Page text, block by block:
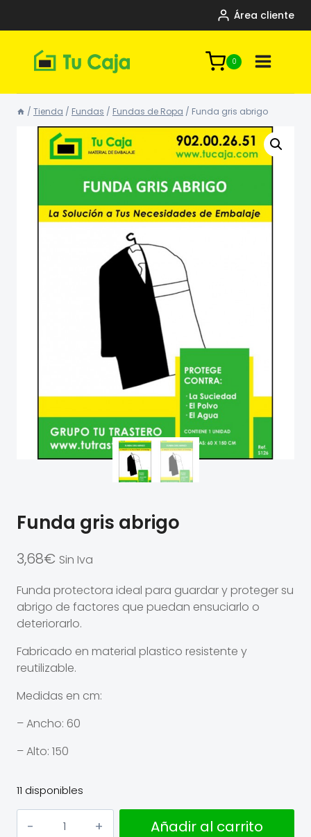
Área cliente
0
/ Tienda / Fundas / Fundas de Ropa / Funda gris abrigo
Funda gris abrigo
3,68€ Sin Iva
Funda protectora ideal para guardar y proteger su
abrigo de factores que puedan ensuciarlo o
deteriorarlo.
Fabricado en material plastico resistente y
reutilizable.
Medidas en cm:
– Ancho: 60
– Alto: 150
11 disponibles
Añadir al carrito